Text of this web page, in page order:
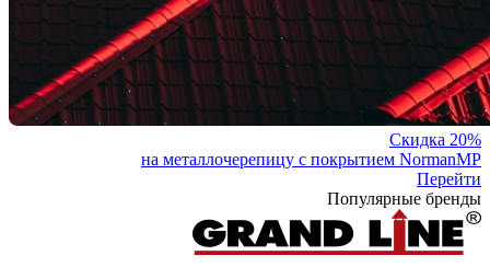
Скидка 20%
на металлочерепицу с покрытием NormanMP
Перейти
Популярные бренды